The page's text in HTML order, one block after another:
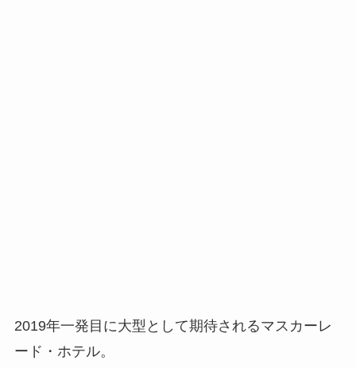
2019年一発目に大型として期待されるマスカーレ
ード・ホテル。